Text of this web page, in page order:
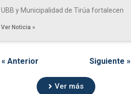
UBB y Municipalidad de Tirúa fortalecen
Ver Noticia »
« Anterior Siguiente »
Ver más